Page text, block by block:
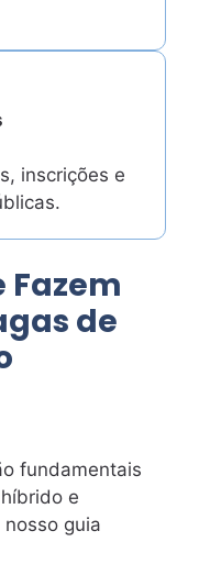
inscrições e
de
fundamentais
e
guia